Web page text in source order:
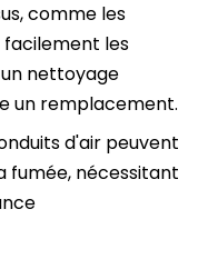
comme les
facilement les
nettoyage
un remplacement.
d'air peuvent
fumée, nécessitant